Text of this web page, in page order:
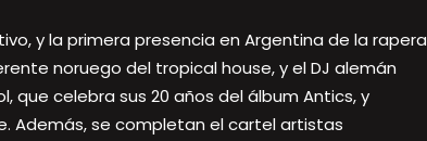
y la primera presencia en Argentina de la rapera
noruego del tropical house, y el DJ alemán
que celebra sus 20 años del álbum Antics, y
Además, se completan el cartel artistas